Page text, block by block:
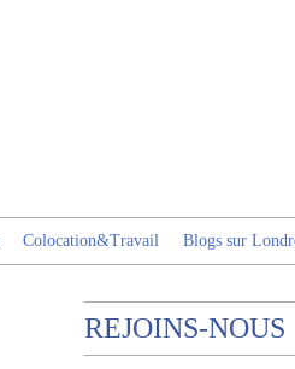
Colocation&Travail Blogs sur
REJOINS-NOUS